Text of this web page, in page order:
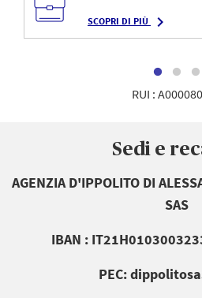
SCOPRI DI PIÙ navigate_next
RUI :
Sedi e
AGENZIA D'IPPOLITO DI
SAS
IBAN :
PEC: